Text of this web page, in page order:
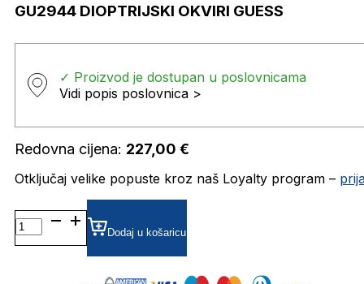
GU2944 DIOPTRIJSKI OKVIRI GUESS
✓ Proizvod je dostupan u poslovnicama
Vidi popis poslovnica >
Redovna cijena: 227,00 €
Otključaj velike popuste kroz naš Loyalty program –
GU2944 DIOPTRIJSKI
OKVIRI
GUESS
Dodaj u košaricu